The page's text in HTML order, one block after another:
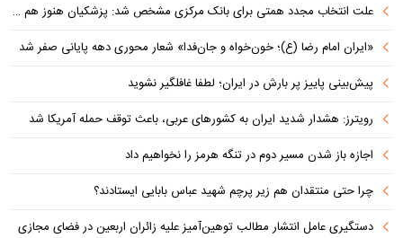
علت انتخاب مجدد همتی برای بانک مرکزی مشخص شد: پزشکیان هنوز هم متوجه نشده است چرا همتی استیضاح شد!
«ایران امام رضا (ع)؛ خون‌خواه و جان‌فدا» شعار محوری دهه پایانی صفر شد
پیش‌بینی پاییز پر بارش در ایران؛ لطفا غافلگیر نشوید
رویترز: هشدار شدید ایران به کشورهای عربی، باعث توقف حمله آمریکا شد
اجازه باز شدن مسیر دوم در تنگه هرمز را نخواهیم داد
چرا حتی منتقدان هم زیر پرچم شهید عباس بابایی ایستادند؟
دستگیری عامل انتشار مطالب توهین‌آمیز علیه زائران اربعین در فضای مجازی